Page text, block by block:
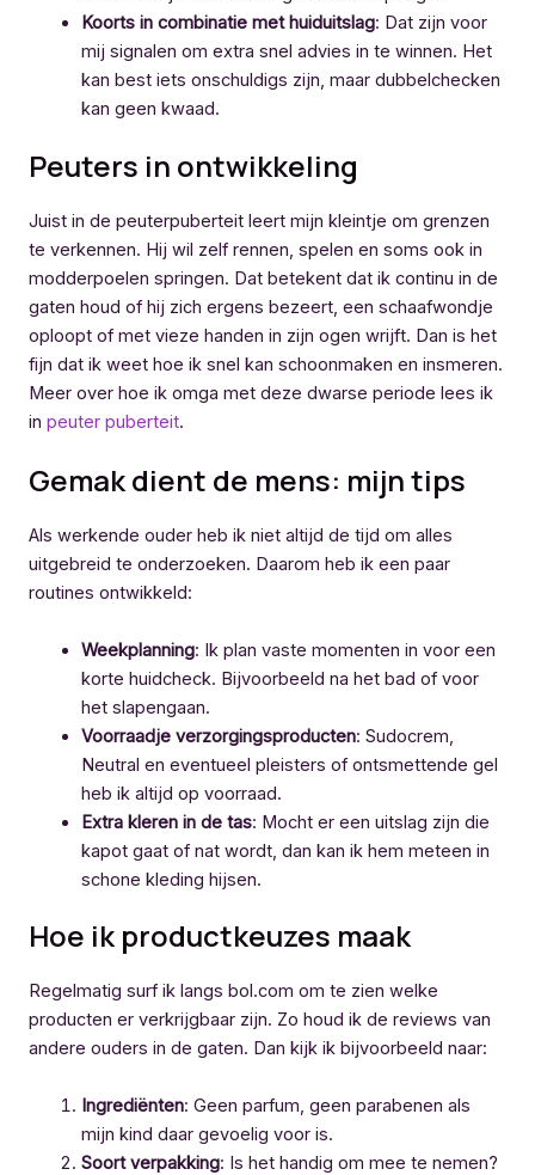
Koorts in combinatie met huiduitslag: Dat zijn voor
mij signalen om extra snel advies in te winnen. Het
kan best iets onschuldigs zijn, maar dubbelchecken
kan geen kwaad.
Peuters in ontwikkeling
Juist in de peuterpuberteit leert mijn kleintje om grenzen
te verkennen. Hij wil zelf rennen, spelen en soms ook in
modderpoelen springen. Dat betekent dat ik continu in de
gaten houd of hij zich ergens bezeert, een schaafwondje
oploopt of met vieze handen in zijn ogen wrijft. Dan is het
fijn dat ik weet hoe ik snel kan schoonmaken en insmeren.
Meer over hoe ik omga met deze dwarse periode lees ik
in peuter puberteit.
Gemak dient de mens: mijn tips
Als werkende ouder heb ik niet altijd de tijd om alles
uitgebreid te onderzoeken. Daarom heb ik een paar
routines ontwikkeld:
Weekplanning: Ik plan vaste momenten in voor een
korte huidcheck. Bijvoorbeeld na het bad of voor
het slapengaan.
Voorraadje verzorgingsproducten: Sudocrem,
Neutral en eventueel pleisters of ontsmettende gel
heb ik altijd op voorraad.
Extra kleren in de tas: Mocht er een uitslag zijn die
kapot gaat of nat wordt, dan kan ik hem meteen in
schone kleding hijsen.
Hoe ik productkeuzes maak
Regelmatig surf ik langs bol.com om te zien welke
producten er verkrijgbaar zijn. Zo houd ik de reviews van
andere ouders in de gaten. Dan kijk ik bijvoorbeeld naar:
Ingrediënten: Geen parfum, geen parabenen als
mijn kind daar gevoelig voor is.
Soort verpakking: Is het handig om mee te nemen?